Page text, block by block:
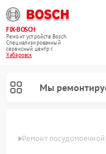
FIX-BOSCH
Ремонт устройств Bosch
Специализированный
cервисный центр г.
Хабаровск
Мы
Ремонт